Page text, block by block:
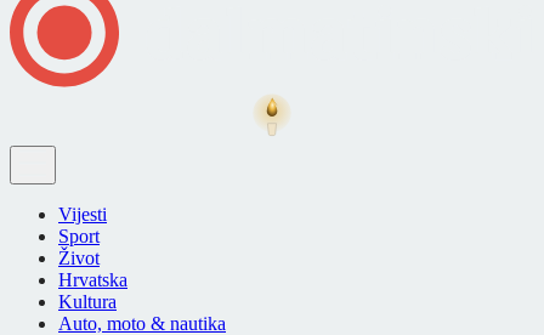
Vijesti
Sport
Život
Hrvatska
Kultura
Auto, moto & nautika